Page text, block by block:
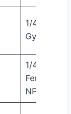
1/4″
Gyrolok®
1/4″
Female
NPT